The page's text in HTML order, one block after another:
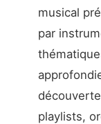
musical
par
playlists,